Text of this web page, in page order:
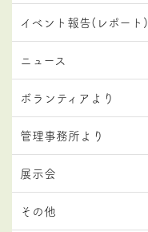
イベント報告(レポート)
ニュース
ボランティアより
管理事務所より
展示会
その他